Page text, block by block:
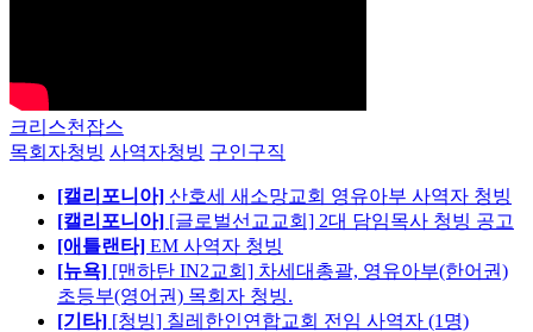
크리스천잡스
목회자청빙 사역자청빙 구인구직
[캘리포니아] 산호세 새소망교회 영유아부 사역자 청빙
[캘리포니아] [글로벌선교교회] 2대 담임목사 청빙 공고
[애틀랜타] EM 사역자 청빙
[뉴욕] [맨하탄 IN2교회] 차세대총괄, 영유아부(한어권)
초등부(영어권) 목회자 청빙.
[기타] [청빙] 칠레한인연합교회 전임 사역자 (1명)